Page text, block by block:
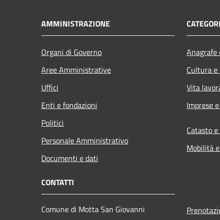
AMMINISTRAZIONE
Organi di Governo
Aree Amministrative
Uffici
Enti e fondazioni
Politici
Personale Amministrativo
Documenti e dati
Cultura
Vita
Imprese
Catasto
Mobilità
CONTATTI
Comune di Motta San Giovanni